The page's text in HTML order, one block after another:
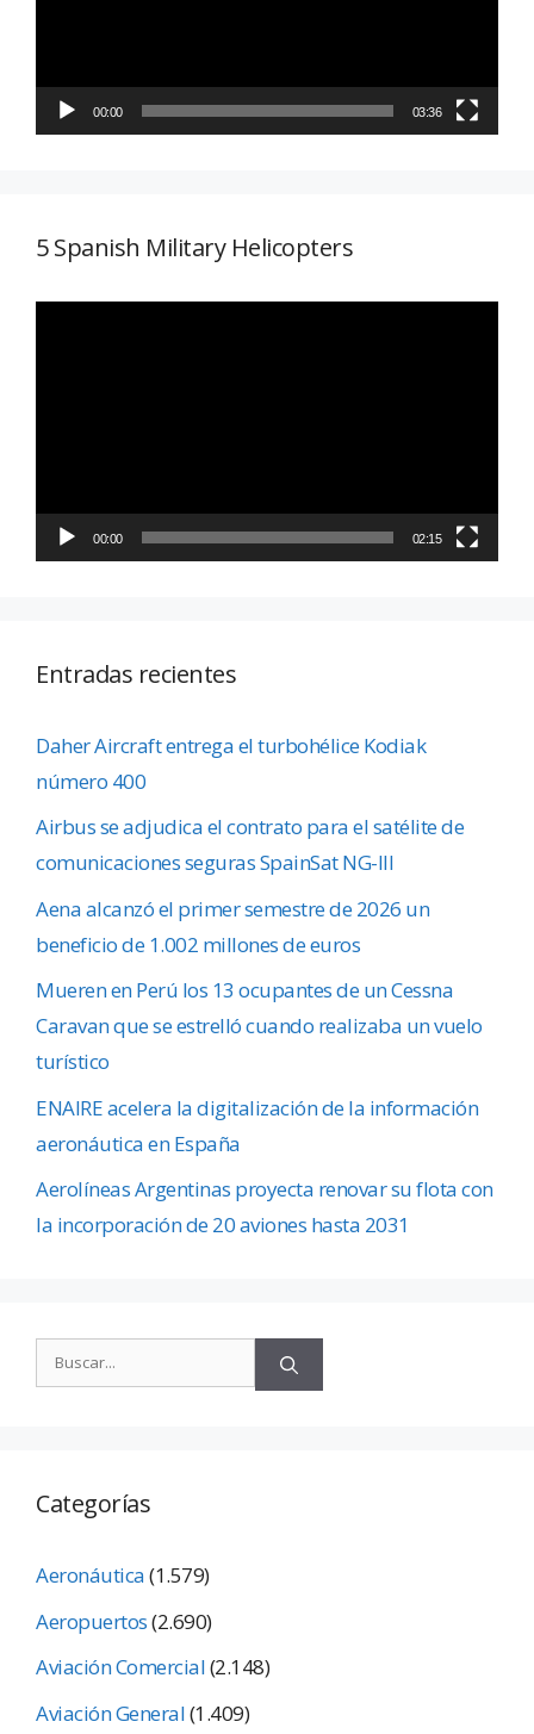
00:00 03:36
5 Spanish Military Helicopters
00:00 02:15
Entradas recientes
Daher Aircraft entrega el turbohélice Kodiak
número 400
Airbus se adjudica el contrato para el satélite de
comunicaciones seguras SpainSat NG-III
Aena alcanzó el primer semestre de 2026 un
beneficio de 1.002 millones de euros
Mueren en Perú los 13 ocupantes de un Cessna
Caravan que se estrelló cuando realizaba un vuelo
turístico
ENAIRE acelera la digitalización de la información
aeronáutica en España
Aerolíneas Argentinas proyecta renovar su flota con
la incorporación de 20 aviones hasta 2031
Categorías
Aeronáutica(1.579)
Aeropuertos(2.690)
Aviación Comercial(2.148)
Aviación General(1.409)